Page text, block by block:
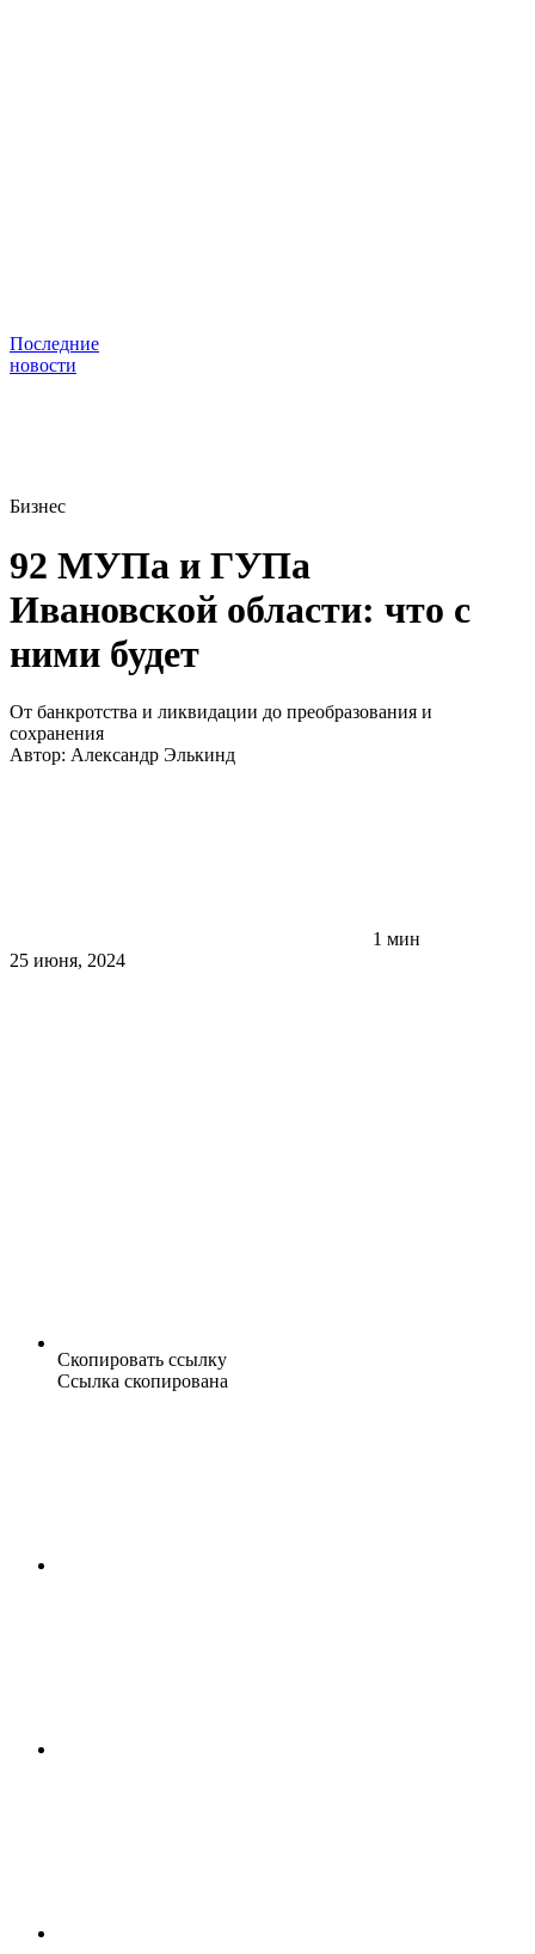
Последние
новости
Бизнес
92 МУПа и ГУПа
Ивановской области: что с
ними будет
От банкротства и ликвидации до преобразования и
сохранения
Автор: Александр Элькинд
1 мин
25 июня, 2024
Скопировать ссылку
Ссылка скопирована